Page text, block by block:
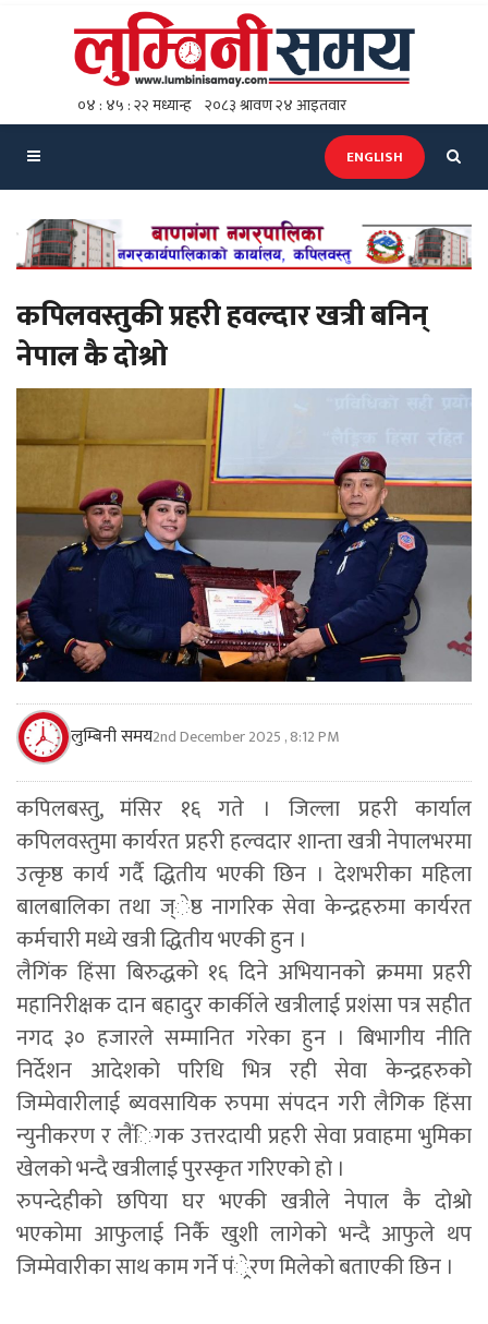
ENGLISH
कपिलवस्तुकी प्रहरी हवल्दार खत्री बनिन्
नेपाल कै दोश्रो
लुम्बिनी समय2nd December 2025 , 8:12 PM
कपिलबस्तु, मंसिर १६ गते । जिल्ला प्रहरी कार्याल
कपिलवस्तुमा कार्यरत प्रहरी हल्वदार शान्ता खत्री नेपालभरमा
उत्कृष्ठ कार्य गर्दै द्धितीय भएकी छिन । देशभरीका महिला
बालबालिका तथा ज्ेष्ठ नागरिक सेवा केन्द्रहरुमा कार्यरत
कर्मचारी मध्ये खत्री द्धितीय भएकी हुन ।
लैगिंक हिंसा बिरुद्धको १६ दिने अभियानको क्रममा प्रहरी
महानिरीक्षक दान बहादुर कार्कीले खत्रीलाई प्रशंसा पत्र सहीत
नगद ३० हजारले सम्मानित गरेका हुन । बिभागीय नीति
निर्देशन आदेशको परिधि भित्र रही सेवा केन्द्रहरुको
जिम्मेवारीलाई ब्यवसायिक रुपमा संपदन गरी लैगिक हिंसा
न्युनीकरण र लैंिगक उत्तरदायी प्रहरी सेवा प्रवाहमा भुमिका
खेलको भन्दै खत्रीलाई पुरस्कृत गरिएको हो ।
रुपन्देहीको छपिया घर भएकी खत्रीले नेपाल कै दोश्रो
भएकोमा आफुलाई निर्कै खुशी लागेको भन्दै आफुले थप
जिम्मेवारीका साथ काम गर्ने पं्रेरण मिलेको बताएकी छिन ।